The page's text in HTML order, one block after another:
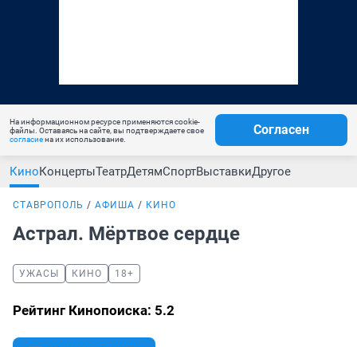
На информационном ресурсе применяются cookie-
файлы. Оставаясь на сайте, вы подтверждаете свое
согласиена их использование.
Согласен
КиноКонцертыТеатрДетямСпортВыставкиДругое
СТАВРОПОЛЬ АФИША КИНО
Астрал. Мёртвое сердце
УЖАСЫ КИНО 18+
Рейтинг Кинопоиска: 5.2